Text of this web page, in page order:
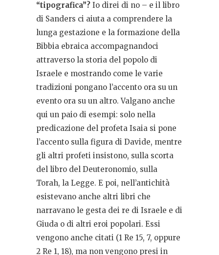
“tipografica”? Io direi di no – e il libro
di Sanders ci aiuta a comprendere la
lunga gestazione e la formazione della
Bibbia ebraica accompagnandoci
attraverso la storia del popolo di
Israele e mostrando come le varie
tradizioni pongano l’accento ora su un
evento ora su un altro. Valgano anche
qui un paio di esempi: solo nella
predicazione del profeta Isaia si pone
l’accento sulla figura di Davide, mentre
gli altri profeti insistono, sulla scorta
del libro del Deuteronomio, sulla
Torah, la Legge. E poi, nell’antichità
esistevano anche altri libri che
narravano le gesta dei re di Israele e di
Giuda o di altri eroi popolari. Essi
vengono anche citati (1 Re 15, 7, oppure
2 Re 1, 18), ma non vengono presi in